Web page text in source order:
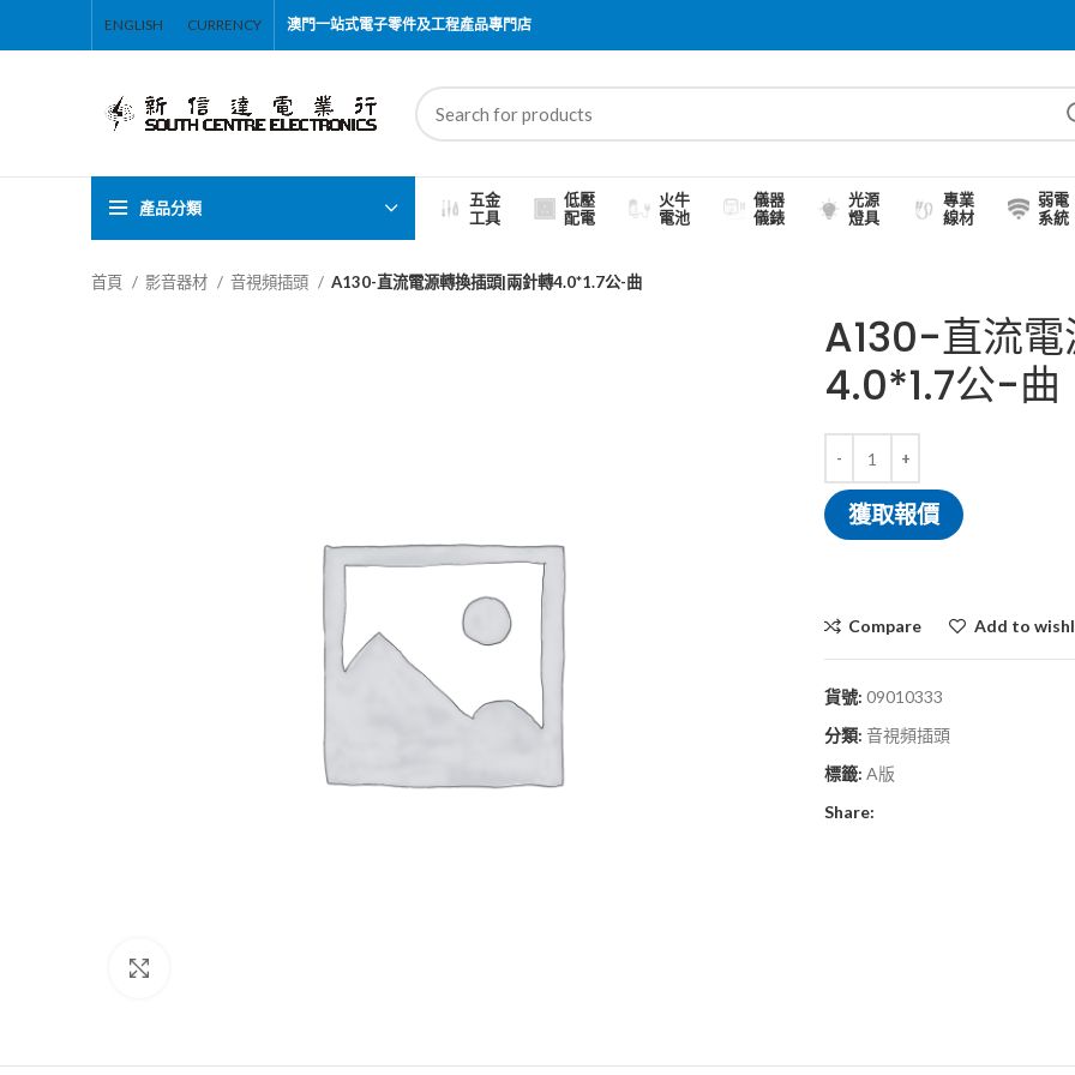
ENGLISH CURRENCY 澳門一站式電子零件及工程產品專門店
產品分類
五金
工具
低壓
配電
火牛
電池
儀器
儀錶
光源
燈具
專業
線材
弱電
系統
首頁 影音器材 音視頻插頭 A130-直流電源轉換插頭|兩針轉4.0*1.7公-曲
A130-直流
4.0*1.7公-曲
獲取報價
Compare Add to
貨號: 09010333
分類: 音視頻插頭
標籤: A版
Share: